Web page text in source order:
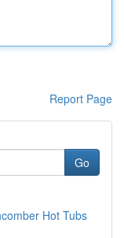
Report Page
Go
Hot Tubs